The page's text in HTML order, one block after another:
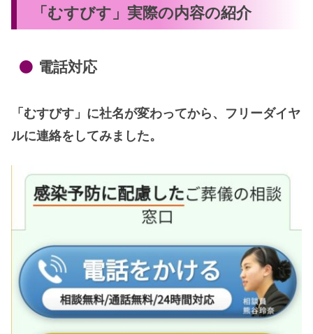
「むすびす」実際の内容の紹介
電話対応
「むすびす」に社名が変わってから、フリーダイヤ
ルに連絡をしてみました。